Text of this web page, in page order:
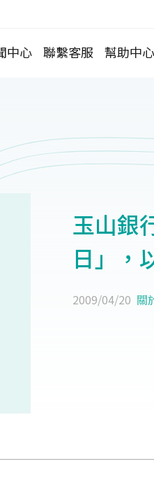
中心 聯繫客服 幫助中心
玉山銀
日」，
2009/04/20 關